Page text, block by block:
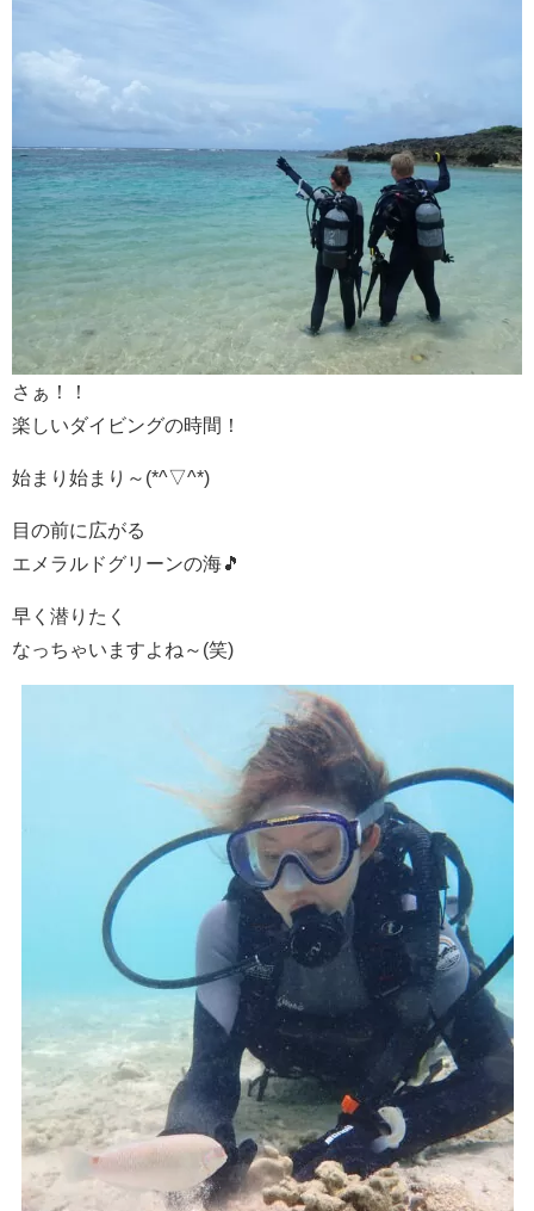
さぁ！！
楽しいダイビングの時間！
始まり始まり～(*^▽^*)
目の前に広がる
エメラルドグリーンの海🎵
早く潜りたく
なっちゃいますよね～(笑)